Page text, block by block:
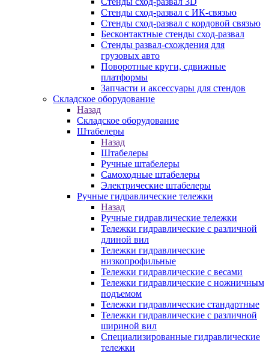
Стенды сход-развал с ИК-связью
Стенды сход-развал с кордовой связью
Бесконтактные стенды сход-развал
Стенды развал-схождения для
грузовых авто
Поворотные круги, сдвижные
платформы
Запчасти и аксессуары для стендов
Складское оборудование
Назад
Складское оборудование
Штабелеры
Назад
Штабелеры
Ручные штабелеры
Самоходные штабелеры
Электрические штабелеры
Ручные гидравлические тележки
Назад
Ручные гидравлические тележки
Тележки гидравлические с различной
длиной вил
Тележки гидравлические
низкопрофильные
Тележки гидравлические с весами
Тележки гидравлические с ножничным
подъемом
Тележки гидравлические стандартные
Тележки гидравлические с различной
шириной вил
Специализированные гидравлические
тележки